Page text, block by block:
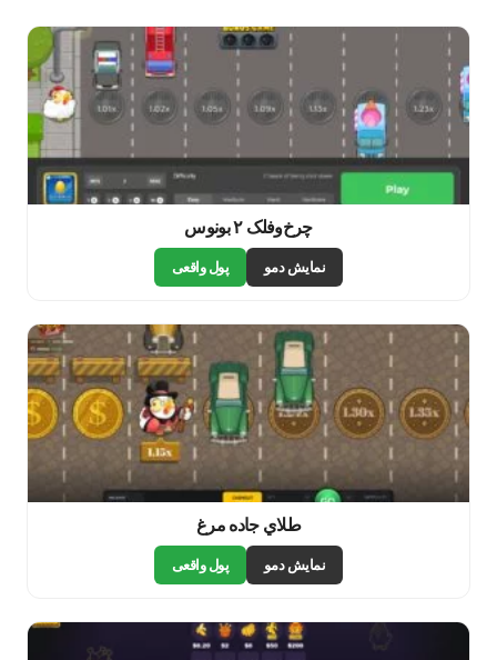
چرخ‌وفلک ۲ بونوس
نمایش دمو پول واقعی
طلاي جاده مرغ
نمایش دمو پول واقعی